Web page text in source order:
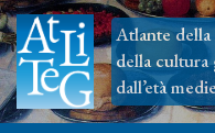
Atlante
della cultura
dall’età